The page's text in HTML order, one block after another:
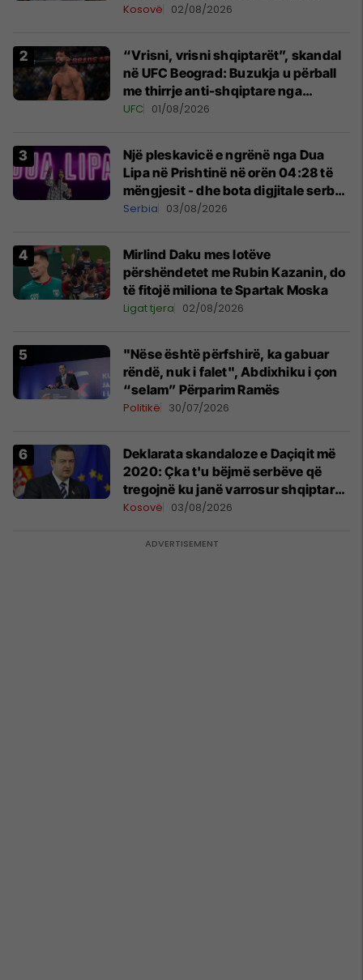
Kosovë 02/08/2026
“Vrisni, vrisni shqiptarët”, skandal
në UFC Beograd: Buzukja u përball
me thirrje anti-shqiptare nga
tribunat
UFC 01/08/2026
Një pleskavicë e ngrënë nga Dua
Lipa në Prishtinë në orën 04:28 të
mëngjesit - dhe bota digjitale serbe
shpall gjendjen e luftës
Serbia 03/08/2026
Mirlind Daku mes lotëve
përshëndetet me Rubin Kazanin, do
të fitojë miliona te Spartak Moska
Ligat tjera 02/08/2026
"Nëse është përfshirë, ka gabuar
rëndë, nuk i falet", Abdixhiku i çon
“selam” Përparim Ramës
Politikë 30/07/2026
​Deklarata skandaloze e Daçiqit më
2020: Çka t'u bëjmë serbëve që
tregojnë ku janë varrosur shqiptarët
në Serbi
Kosovë 03/08/2026